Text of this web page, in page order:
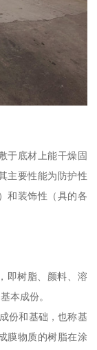
于底材上能干燥固
主要性能为防护性
和装饰性（具的各
树脂、颜料、溶
本成份。
份和基础，也称基
膜物质的树脂在涂